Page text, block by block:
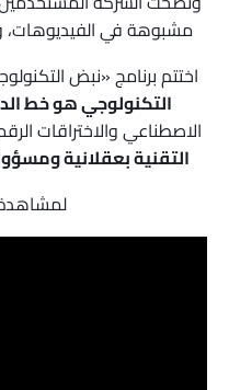
مشبوهة في الفيديوهات،
اختتم برنامج «نبض
التكنولوجي هو خط
الاصطناعي والاختراقات
التقنية بعقلانية